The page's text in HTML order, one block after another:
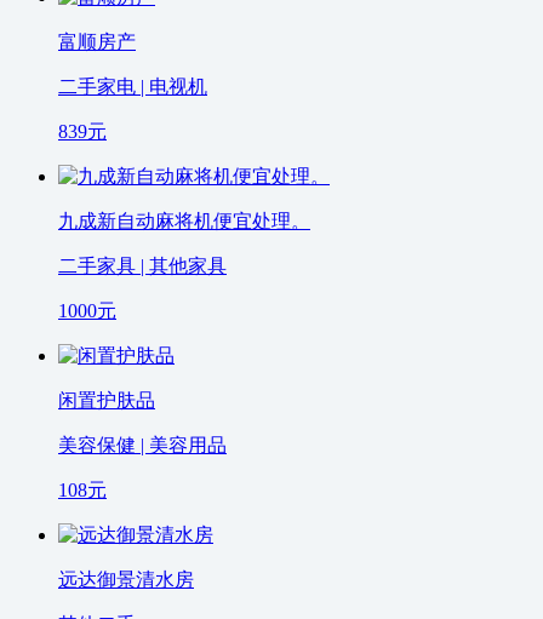
富顺房产
二手家电 | 电视机
839元
九成新自动麻将机便宜处理。
二手家具 | 其他家具
1000元
闲置护肤品
美容保健 | 美容用品
108元
远达御景清水房